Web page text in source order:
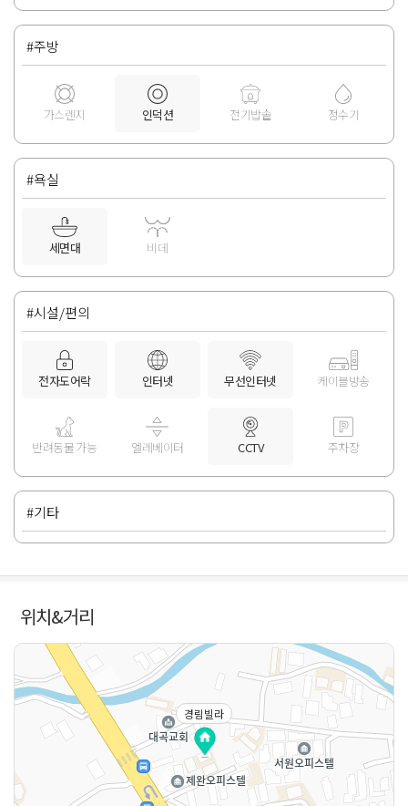
#주방
가스렌지 인덕션 전기밥솥 정수기
#욕실
세면대 비데
#시설/편의
전자도어락 인터넷 무선인터넷 케이블방송
반려동물 가능 엘레베이터 CCTV 주차장
#기타
위치&거리
경림빌라